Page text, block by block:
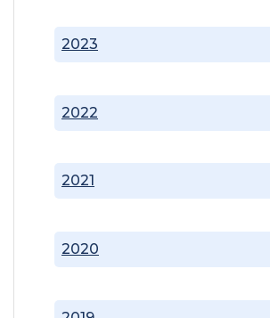
2020
2021
2022
2023